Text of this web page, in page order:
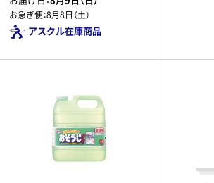
お急ぎ便：8月8日（土）
アスクル在庫商品